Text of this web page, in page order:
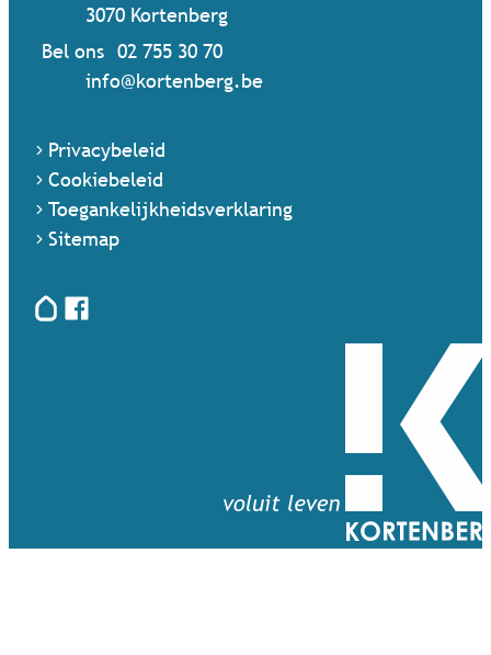
,
3070 Kortenberg
Bel ons 02 755 30 70
Mail ons
info@kortenberg.be
Privacybeleid
Cookiebeleid
Toegankelijkheidsverklaring
Sitemap
HoplrFacebook